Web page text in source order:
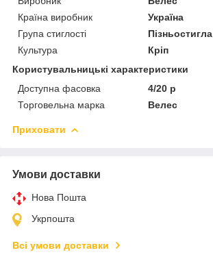
Країна виробник
Україна
Група стиглості
Пізньостигла
Культура
Кріп
Користувальницькі характеристики
Доступна фасовка
4/20 р
Торговельна марка
Велес
Приховати
Умови доставки
Нова Пошта
Укрпошта
Всі умови доставки